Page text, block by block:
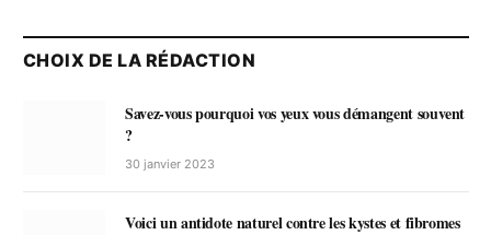
CHOIX DE LA RÉDACTION
Savez-vous pourquoi vos yeux vous démangent souvent
?
30 janvier 2023
Voici un antidote naturel contre les kystes et fibromes